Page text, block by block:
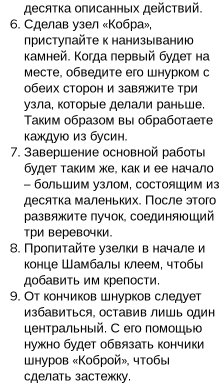
десятка описанных действий.
Сделав узел «Кобра»,
приступайте к нанизыванию
камней. Когда первый будет на
месте, обведите его шнурком с
обеих сторон и завяжите три
узла, которые делали раньше.
Таким образом вы обработаете
каждую из бусин.
Завершение основной работы
будет таким же, как и ее начало
– большим узлом, состоящим из
десятка маленьких. После этого
развяжите пучок, соединяющий
три веревочки.
Пропитайте узелки в начале и
конце Шамбалы клеем, чтобы
добавить им крепости.
От кончиков шнурков следует
избавиться, оставив лишь один
центральный. С его помощью
нужно будет обвязать кончики
шнуров «Коброй», чтобы
сделать застежку.